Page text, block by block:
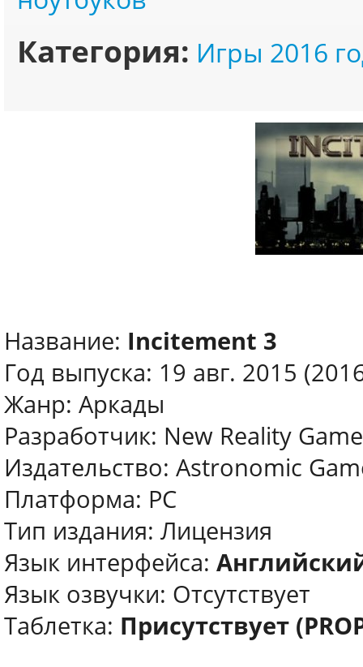
Категория: Игры 2016
Название: Incitement 3
Год выпуска: 19 авг. 2015
Жанр: Аркады
Разработчик: New Reality
Издательство: Astronomic
Платформа: PC
Тип издания: Лицензия
Язык интерфейса:
Язык озвучки: Отсутствует
Таблeтка: Присутствует